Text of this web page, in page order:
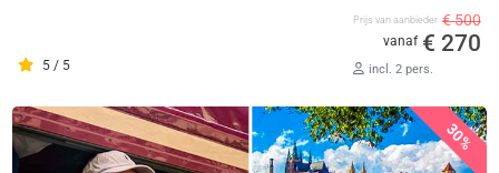
5 / 5
Prijs van aanbieder € 500
vanaf € 270
incl. 2 pers.
30%